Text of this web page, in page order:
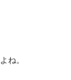
ね。